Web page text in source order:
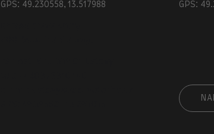
GPS: 49.230558, 13.517988
GPS: